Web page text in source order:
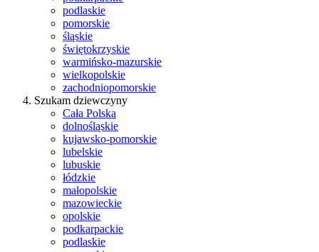
podlaskie
pomorskie
śląskie
świętokrzyskie
warmińsko-mazurskie
wielkopolskie
zachodniopomorskie
Szukam dziewczyny
Cała Polska
dolnośląskie
kujawsko-pomorskie
lubelskie
lubuskie
łódzkie
małopolskie
mazowieckie
opolskie
podkarpackie
podlaskie